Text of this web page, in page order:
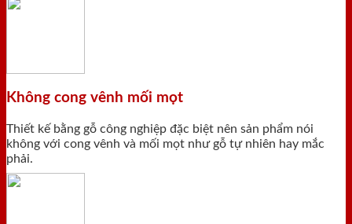
Không cong vênh mối mọt
Thiết kế bằng gỗ công nghiệp đặc biệt nên sản phẩm nói
không với cong vênh và mối mọt như gỗ tự nhiên hay mắc
phải.